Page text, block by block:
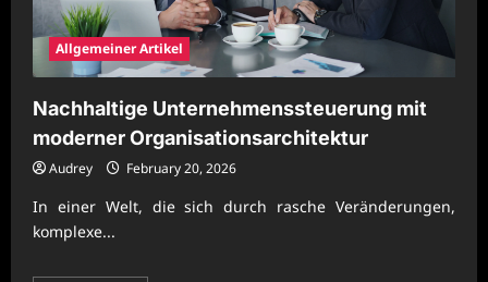
Allgemeiner Artikel
Nachhaltige Unternehmenssteuerung mit
moderner Organisationsarchitektur
Audrey February 20, 2026
In einer Welt, die sich durch rasche Veränderungen,
komplexe...